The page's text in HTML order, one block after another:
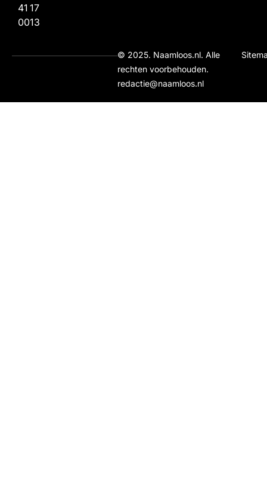
41
00
17
13
© 2025. Naamloos.nl. Alle
rechten voorbehouden.
redactie@naamloos.nl